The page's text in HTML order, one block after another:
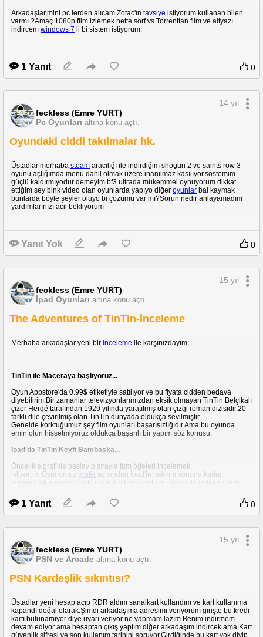
Arkadaşlar,mini pc lerden alıcam Zotac'ın tavsiye istiyorum kullanan bilen
varmı ?Amaç 1080p film izlemek nette sörf vs.Torrenttan film ve altyazı
indircem windows 7 li bi sistem istiyorum.
1 Yanıt 0
feckless (Emre YURT)
Pc Oyunları altına konu açtı.
14 yıl
Oyundaki ciddi takılmalar hk.
Üstadlar merhaba steam aracılığı ile indirdiğim shogun 2 ve saints row 3
oyunu açtığımda menü dahil olmak üzere inanılmaz kasılıyor.sostemim
güçlü kaldırmıyodur demeyim bf3 ultrada mükemmel oynuyorum.dikkat
ettiğim şey bink video olan oyunlarda yapıyo diğer oyunlar bal kaymak
bunlarda böyle şeyler oluyo bi çözümü var mı?Sorun nedir anlayamadım
yardımlarınızı acil bekliyorum
Yanıt Yok 0
feckless (Emre YURT)
İpad Oyunları altına konu açtı.
15 yıl
The Adventures of TinTin-İnceleme
Merhaba arkadaşlar yeni bir inceleme ile karşınızdayım;
TinTin ile Maceraya başlıyoruz...
Oyun Appstore'da 0.99$ etiketiyle satılıyor ve bu fiyata cidden bedava
diyebilirim.Bir zamanlar televizyonlarımızdan eksik olmayan TinTin Belçikalı
çizer Hergé tarafından 1929 yılında yaratılmış olan çizgi roman dizisidir.20
farklı dile çevirilmiş olan TinTin dünyada oldukça sevilmiştir.
Genelde korktuğumuz şey film oyunları başarısızlığıdır.Ama bu oyunda
emin olun hissetmiyoruz oldukça başarılı bir yapım söz konusu.
İpad'da TinTin Keyfi Bambaşka...
Öncelikle grafikle başlayıp sırayla tüm öğeleri incelemek
istiyorum.Oyunumuz grafik açısından İpad'in hakkını sonuna kadar
veriyor.Çok yumuşak hafif çizgi film havasında bir sunumla geliyor.Zaten
kaliteli yapanda bu dostlar, özünü bozmadan film izler gibi maceradan
maceraya atılıyoruz.Efektler,animasyonlar kesinlikle göze
batmıyor.Gözlerimizin aradığı kaliteyi bizzat görüyoruz oyun bu konuda
sınıfı rahatlıkla geçiyor.
TinTin elimde keyfim yerinde....
Kontroller öyle güzel adapte edilmiş ki kesinlikle
yadırgamıyorsunuz.Sadece TinTin değil köpeğimiz Miu,Kaptan hedhock da
kontrolümüz altına zaman zaman giriyor.Ekranımızın sol alt köşesi klasik
yön tuşu olarak belirlenmiş.Sağ tarafında bölümlerde size sırasıyla açılan
kullanıyoruz.Senaryo sunumunda (Ara videolar),oyun içinde altınlar ve
puzzle parçaları görceksiniz bunlara dokunarak alıp özel şeyler
açabiliyoruz.Yine oyun içinde zamanlamayı kullanarak doğru anda doğru
tuşa basmak olayı da geçerli zorlu takip ve kovalamaca sahnelerinde
sıklıkla karşılaşıyoruz.Kontrollerin son derece uyumlu olması sizi macera
1 Yanıt 0
feckless (Emre YURT)
PSN ve Arcade altına konu açtı.
15 yıl
PSN Kardeşlik sıkıntısı?
Üstadlar yeni hesap açıp RDR aldım sanalkart kullandım ve kart kullanıma
kapandı doğal olarak.Şimdi arkadaşıma adresimi veriyorum girişte bu kredi
kartı bulunamıyor diye uyarı veriyor ne yapmam lazım.Benim indirmem
devam ediyor ama hesaptan çıkış yaptım diğer arkadaşım indircek ama Kart
güvenlik şifresi ve son kullanım tarihini soruyor.Girdiğinde bu kart yok diyip